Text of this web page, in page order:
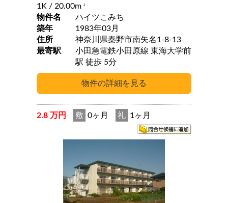
1K / 20.00m 2
物件名
ハイツこみち
築年
1983年03月
住所
神奈川県秦野市南矢名1-8-13
最寄駅
小田急電鉄小田原線 東海大学前
駅 徒歩 5分
2.8 万円 敷 0ヶ月 礼 1ヶ月